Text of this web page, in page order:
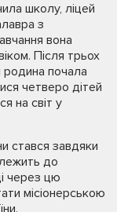
школу, ліцей
з
вона
Після трьох
родина почала
четверо дітей
на світ у
стався завдяки
до
через цю
місіонерською